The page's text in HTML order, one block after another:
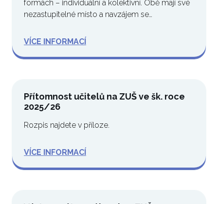
formách – individuální a kolektivní. Obě mají své
nezastupitelné místo a navzájem se…
VÍCE INFORMACÍ
Přítomnost učitelů na ZUŠ ve šk. roce
2025/26
Rozpis najdete v příloze.
VÍCE INFORMACÍ